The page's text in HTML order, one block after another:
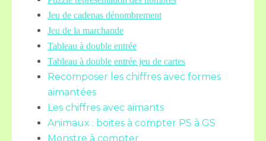
Jeu de cadenas dénombrement
Jeu de la marchande
Tableau à double entrée
Tableau à double entrée jeu de cartes
Recomposer les chiffres avec formes
aimantées
Les chiffres avec aimants
Animaux : boites à compter PS à GS
Monstre à compter